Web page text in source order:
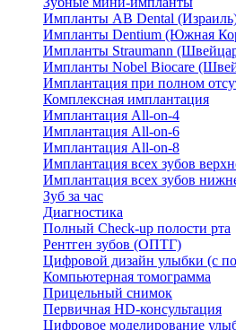
Импланты AB Dental
Импланты Dentium (Южная
Импланты Straumann
Импланты Nobel Biocare
Имплантация при полном
Комплексная имплантация
Имплантация All-on-4
Имплантация All-on-6
Имплантация All-on-8
Имплантация всех зубов
Имплантация всех зубов
Зуб за час
Диагностика
Полный Check-up полости рта
Рентген зубов (ОПТГ)
Цифровой дизайн улыбки (с
Компьютерная томограмма
Прицельный снимок
Первичная HD-консультация
Цифровое моделирование